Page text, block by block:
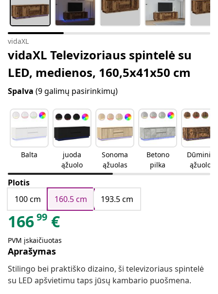
vidaXL
vidaXL Televizoriaus spintelė su
LED, medienos, 160,5x41x50 cm
Spalva (9 galimų pasirinkimų)
Balta
juoda
ąžuolo
Sonoma
ąžuolas
Betono
pilka
Dūminio
ąžuolo
Plotis
100 cm
160.5 cm 193.5 cm
16699 €
PVM įskaičiuotas
Aprašymas
Stilingo bei praktiško dizaino, ši televizoriaus spintelė
su LED apšvietimu taps jūsų kambario puošmena.